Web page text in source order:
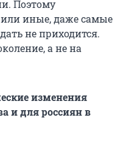
Поэтому
иные, даже самые
не приходится.
а не на
изменения
и для россиян в